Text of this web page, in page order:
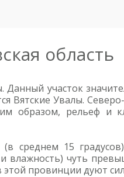
область
участок
Вятские Увалы.
образом, рельеф и
среднем 15
влажность) чуть
этой провинции дуют